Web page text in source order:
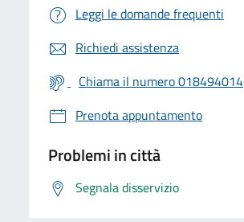
Leggi le domande frequenti
Richiedi assistenza
Chiama il numero 018494014
Prenota appuntamento
Problemi in città
Segnala disservizio